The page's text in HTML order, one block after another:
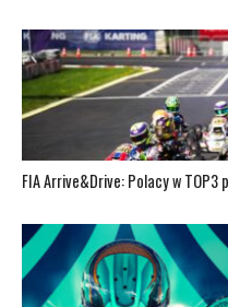
FIA Arrive&Drive: Polacy w TOP3